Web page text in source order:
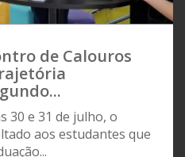
de Calouros
30 e 31 de julho, o
aos estudantes que